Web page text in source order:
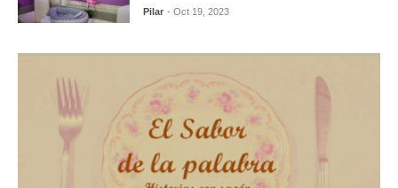
Pilar - Oct 19, 2023